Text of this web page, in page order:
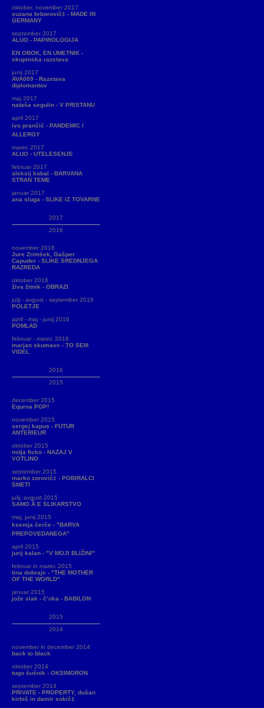
oktober, november 2017
suzana brborovič‡ - MADE IN
GERMANY
september 2017
ALUO - PAPIROLOGIJA
EN OBOK, EN UMETNIK -
skupinska razstava
junij 2017
AVA009 - Razstava
diplomantov
maj 2017
nataša segulin - V PRISTANU
april 2017
ivo prančič - PANDEMIC /
ALLERGY
marec 2017
ALUO - UTELESENJE
februar 2017
aleksij kobal - BARVANA
STRAN TEME
januar 2017
ana sluga - SLIKE IZ TOVARNE
2017
2016
november 2016
Jure Zrimšek, Gašper
Capuder - SLIKE SREDNJEGA
RAZREDA
oktober 2016
živa žitnik - OBRAZI
julij - avgust - september 2016
POLETJE
april - maj - junij 2016
POMLAD
februar - marec 2016
marjan skumavc - TO SEM
VIDEL
2016
2015
december 2015
Equrna POP!
november 2015
sergej kapus - FUTUR
ANTERIEUR
oktober 2015
mitja ficko - NAZAJ V
VOTLINO
september 2015
marko zorovič‡ - POBIRALCI
SMETI
julij, avgust 2015
SAMO Å E SLIKARSTVO
maj, junij 2015
ksenija čerče - "BARVA
PREPOVEDANEGA"
april 2015
jurij kalan - "V MOJI BLIŽINI"
februar in marec 2015
tina dobrajc - "THE MOTHER
OF THE WORLD"
januar 2015
jože slak - č‘oka - BABILON
2015
2014
november in december 2014
back to black
oktober 2014
tugo šušnik - OKSIMORON
september 2014
PRIVATE - PROPERTY, dušan
kirbiš in damir sokič‡